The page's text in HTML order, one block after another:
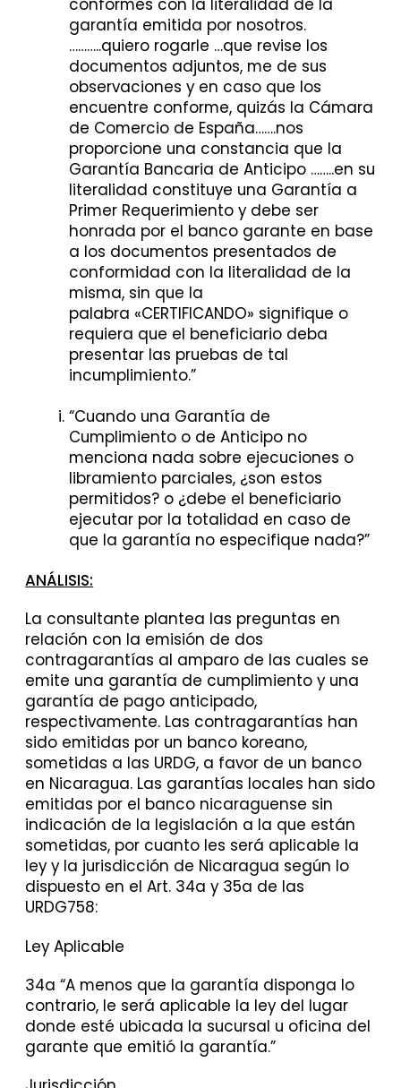
conformes con la literalidad de la
garantía emitida por nosotros.
………..quiero rogarle …que revise los
documentos adjuntos, me de sus
observaciones y en caso que los
encuentre conforme, quizás la Cámara
de Comercio de España…….nos
proporcione una constancia que la
Garantía Bancaria de Anticipo ……..en su
literalidad constituye una Garantía a
Primer Requerimiento y debe ser
honrada por el banco garante en base
a los documentos presentados de
conformidad con la literalidad de la
misma, sin que la
palabra «CERTIFICANDO» signifique o
requiera que el beneficiario deba
presentar las pruebas de tal
incumplimiento.”
“Cuando una Garantía de
Cumplimiento o de Anticipo no
menciona nada sobre ejecuciones o
libramiento parciales, ¿son estos
permitidos? o ¿debe el beneficiario
ejecutar por la totalidad en caso de
que la garantía no especifique nada?”
ANÁLISIS:
La consultante plantea las preguntas en
relación con la emisión de dos
contragarantías al amparo de las cuales se
emite una garantía de cumplimiento y una
garantía de pago anticipado,
respectivamente. Las contragarantías han
sido emitidas por un banco koreano,
sometidas a las URDG, a favor de un banco
en Nicaragua. Las garantías locales han sido
emitidas por el banco nicaraguense sin
indicación de la legislación a la que están
sometidas, por cuanto les será aplicable la
ley y la jurisdicción de Nicaragua según lo
dispuesto en el Art. 34a y 35a de las
URDG758:
Ley Aplicable
34a “A menos que la garantía disponga lo
contrario, le será aplicable la ley del lugar
donde esté ubicada la sucursal u oficina del
garante que emitió la garantía.”